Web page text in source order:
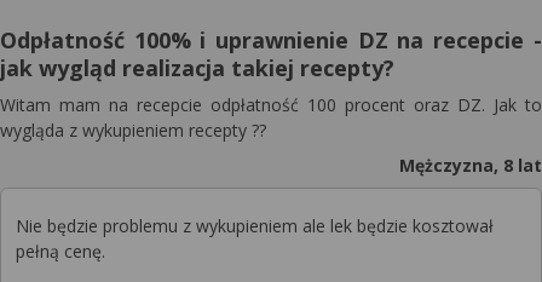
Odpłatność 100% i uprawnienie DZ na recepcie -
jak wygląd realizacja takiej recepty?
Witam mam na recepcie odpłatność 100 procent oraz DZ. Jak to
wygląda z wykupieniem recepty ??
Mężczyzna, 8 lat
Nie będzie problemu z wykupieniem ale lek będzie kosztował
pełną cenę.